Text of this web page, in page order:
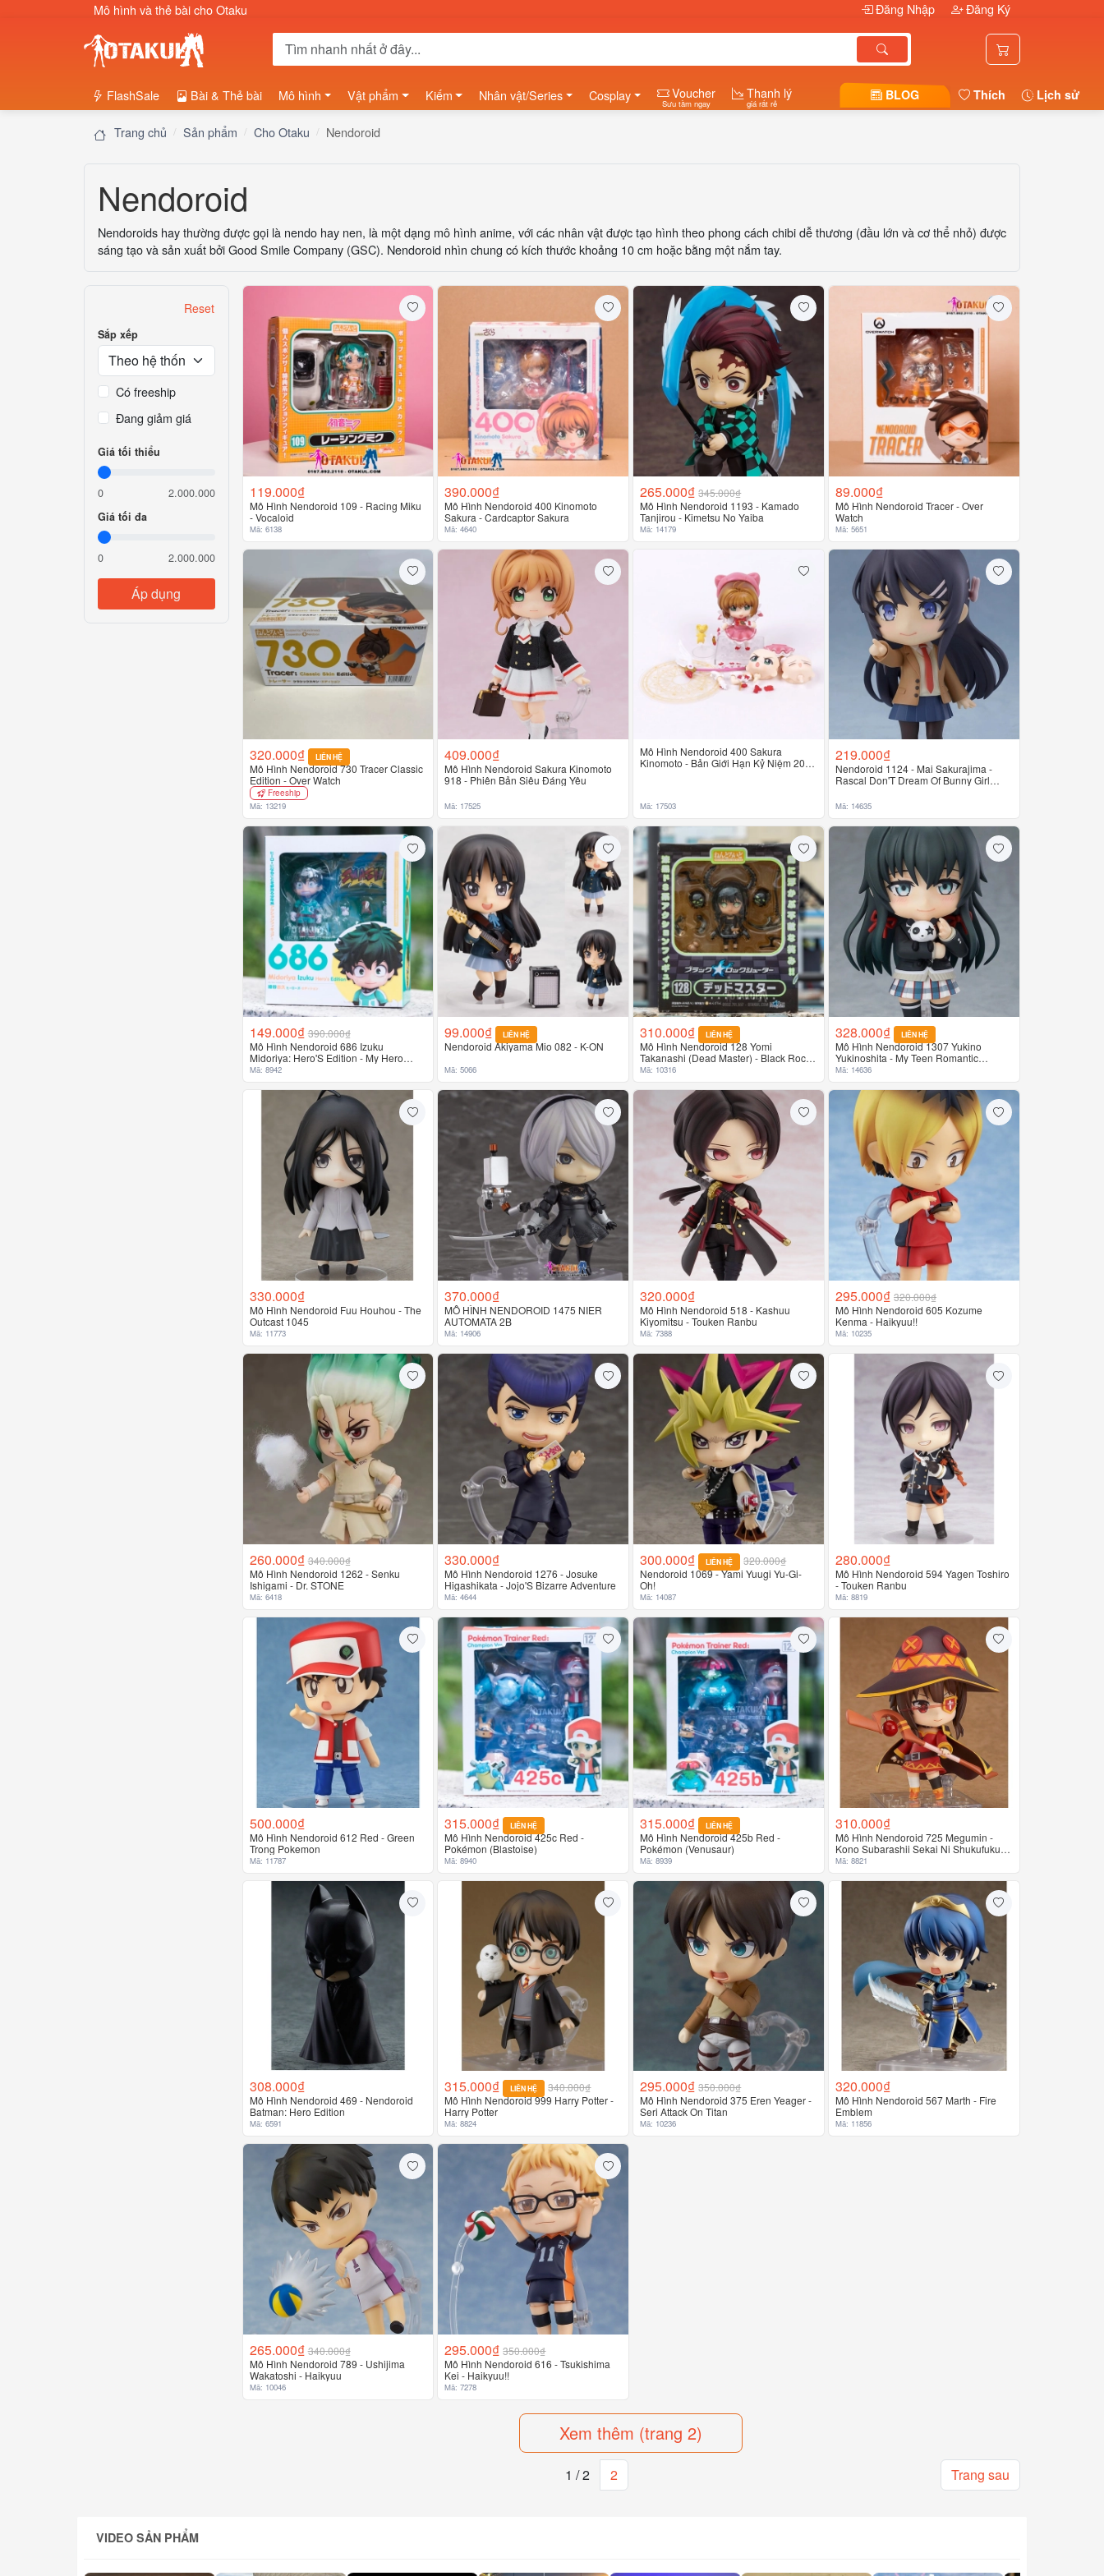
Mô hình và thẻ bài cho Otaku Đăng Nhập Đăng Ký
FlashSale Bài & Thẻ bài Mô hình Vật phẩm Kiếm Nhân vật/Series Cosplay Voucher
Sưu tầm ngay
Thanh lý
giá rất rẻ
BLOG Thích Lịch sử
Trang chủ Sản phẩm Cho Otaku Nendoroid
Nendoroid
Nendoroids hay thường được gọi là nendo hay nen, là một dạng mô hình anime, với các nhân vật được tạo hình theo phong cách chibi dễ thương (đầu lớn và cơ thể nhỏ) được
sáng tạo và sản xuất bởi Good Smile Company (GSC). Nendoroid nhìn chung có kích thước khoảng 10 cm hoặc bằng một nắm tay.
Reset
Sắp xếp
Có freeship
Đang giảm giá
Giá tối thiểu
0
2.000.000
Giá tối đa
0 2.000.000
Áp dụng
119.000₫
Mô Hình Nendoroid 109 - Racing Miku
- Vocaloid
Mã: 6138
390.000₫
Mô Hình Nendoroid 400 Kinomoto
Sakura - Cardcaptor Sakura
Mã: 4640
265.000₫345.000₫
Mô Hình Nendoroid 1193 - Kamado
Tanjirou - Kimetsu No Yaiba
Mã: 14179
89.000₫
Mô Hình Nendoroid Tracer - Over
Watch
Mã: 5651
320.000₫ LIÊN HỆ
Mô Hình Nendoroid 730 Tracer Classic
Edition - Over Watch
Freeship
Mã: 13219
409.000₫
Mô Hình Nendoroid Sakura Kinomoto
918 - Phiên Bản Siêu Đáng Yêu
Mã: 17525
Mô Hình Nendoroid 400 Sakura
Kinomoto - Bản Giới Hạn Kỷ Niệm 20
Mã: 17503
219.000₫
Nendoroid 1124 - Mai Sakurajima -
Rascal Don'T Dream Of Bunny Girl
Mã: 14635
149.000₫390.000₫
Mô Hình Nendoroid 686 Izuku
Midoriya: Hero'S Edition - My Hero
Academia
Mã: 8942
99.000₫ LIÊN HỆ
Nendoroid Akiyama Mio 082 - K-ON
Mã: 5066
310.000₫ LIÊN HỆ
Mô Hình Nendoroid 128 Yomi
Takanashi (Dead Master) - Black Rock
Shooter
Mã: 10316
328.000₫ LIÊN HỆ
Mô Hình Nendoroid 1307 Yukino
Yukinoshita - My Teen Romantic
Comedy SNAFU Climax
Mã: 14636
330.000₫
Mô Hình Nendoroid Fuu Houhou - The
Outcast 1045
Mã: 11773
370.000₫
MÔ HÌNH NENDOROID 1475 NIER
AUTOMATA 2B
Mã: 14906
320.000₫
Mô Hình Nendoroid 518 - Kashuu
Kiyomitsu - Touken Ranbu
Mã: 7388
295.000₫320.000₫
Mô Hình Nendoroid 605 Kozume
Kenma - Haikyuu!!
Mã: 10235
260.000₫340.000₫
Mô Hình Nendoroid 1262 - Senku
Ishigami - Dr. STONE
Mã: 6418
330.000₫
Mô Hình Nendoroid 1276 - Josuke
Higashikata - Jojo'S Bizarre Adventure
Mã: 4644
300.000₫ LIÊN HỆ
320.000₫
Nendoroid 1069 - Yami Yuugi Yu-Gi-
Oh!
Mã: 14087
280.000₫
Mô Hình Nendoroid 594 Yagen Toshiro
- Touken Ranbu
Mã: 8819
500.000₫
Mô Hình Nendoroid 612 Red - Green
Trong Pokemon
Mã: 11787
315.000₫ LIÊN HỆ
Mô Hình Nendoroid 425c Red -
Pokémon (Blastoise)
Mã: 8940
315.000₫ LIÊN HỆ
Mô Hình Nendoroid 425b Red -
Pokémon (Venusaur)
Mã: 8939
310.000₫
Mô Hình Nendoroid 725 Megumin -
Kono Subarashii Sekai Ni Shukufuku
Wo!
Mã: 8821
308.000₫
Mô Hình Nendoroid 469 - Nendoroid
Batman: Hero Edition
Mã: 6591
315.000₫ LIÊN HỆ
340.000₫
Mô Hình Nendoroid 999 Harry Potter -
Harry Potter
Mã: 8824
295.000₫350.000₫
Mô Hình Nendoroid 375 Eren Yeager -
Seri Attack On Titan
Mã: 10236
320.000₫
Mô Hình Nendoroid 567 Marth - Fire
Emblem
Mã: 11856
265.000₫340.000₫
Mô Hình Nendoroid 789 - Ushijima
Wakatoshi - Haikyuu
Mã: 10046
295.000₫350.000₫
Mô Hình Nendoroid 616 - Tsukishima
Kei - Haikyuu!!
Mã: 7278
Xem thêm (trang 2)
1 / 2(current)
2 Trang sau
VIDEO SẢN PHẨM